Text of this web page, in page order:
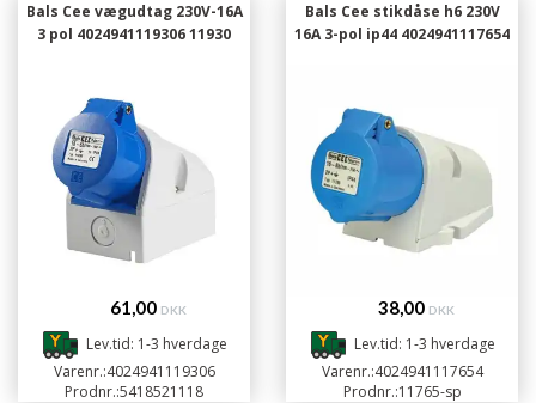
Bals Cee vægudtag 230V-16A
3 pol 4024941119306 11930
61,00 DKK
Lev.tid: 1-3 hverdage
Varenr.:4024941119306
Prodnr.:5418521118
Bals Cee stikdåse h6 230V
16A 3-pol ip44 4024941117654
38,00 DKK
Lev.tid: 1-3 hverdage
Varenr.:4024941117654
Prodnr.:11765-sp